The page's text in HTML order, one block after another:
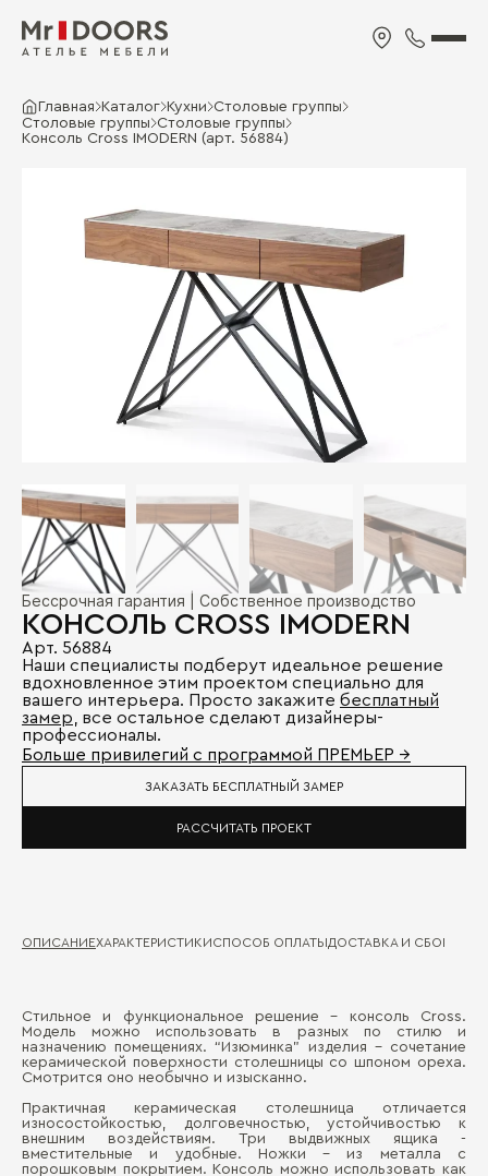
Главная Каталог Кухни Столовые группы
Столовые группы Столовые группы
Консоль Cross IMODERN (арт. 56884)
Бессрочная гарантия | Собственное производство
КОНСОЛЬ CROSS IMODERN
Арт. 56884
Наши специалисты подберут идеальное решение
вдохновленное этим проектом специально для
вашего интерьера. Просто закажите бесплатный
замер , все остальное сделают дизайнеры-
профессионалы.
Больше привилегий с программой ПРЕМЬЕР →
ЗАКАЗАТЬ БЕСПЛАТНЫЙ ЗАМЕР
РАССЧИТАТЬ ПРОЕКТ
ОПИСАНИЕХАРАКТЕРИСТИКИСПОСОБ ОПЛАТЫДОСТАВКА И СБОРКА
Стильное и функциональное решение - консоль Cross.
Модель можно использовать в разных по стилю и
назначению помещениях. “Изюминка” изделия - сочетание
керамической поверхности столешницы со шпоном ореха.
Смотрится оно необычно и изысканно.
Практичная керамическая столешница отличается
износостойкостью, долговечностью, устойчивостью к
внешним воздействиям. Три выдвижных ящика -
вместительные и удобные. Ножки - из металла с
порошковым покрытием. Консоль можно использовать как